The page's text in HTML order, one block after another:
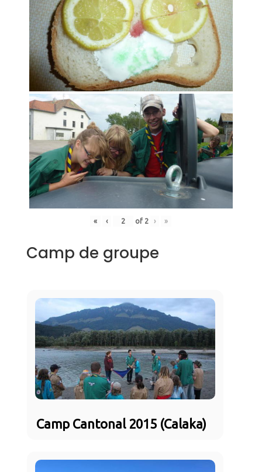
« ‹ of 2 › »
Camp de groupe
Camp Cantonal 2015 (Calaka)